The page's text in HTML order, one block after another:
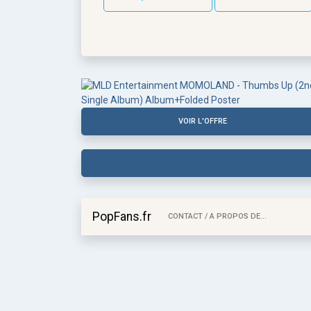
VOIR L'OFFRE
PopFans.fr CONTACT / A PROPOS DE...